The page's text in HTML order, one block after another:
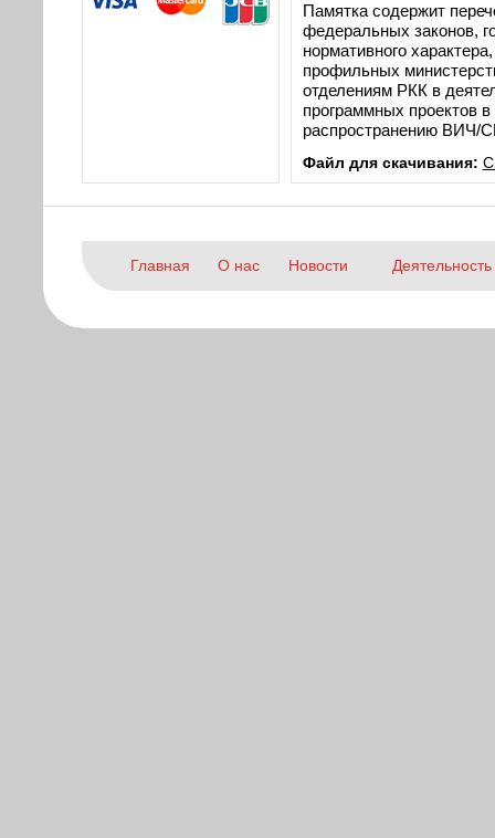
Памятка содержит
федеральных законов,
нормативного
профильных
отделениям РКК в
программных проектов
распространению
Файл для скачивания:
Главная О нас Новости Деятельность